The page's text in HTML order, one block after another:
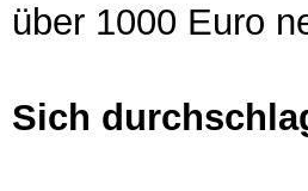
über 1000 Euro
Sich